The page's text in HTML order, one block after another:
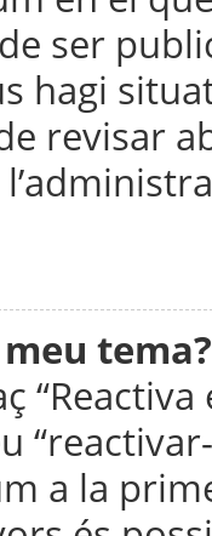
ser
hagi
revisar
tema?
a la